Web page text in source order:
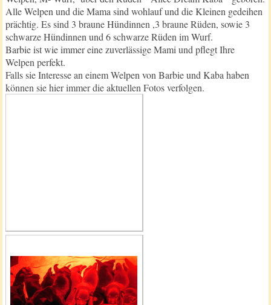
Alle Welpen und die Mama sind wohlauf und die Kleinen gedeihen
prächtig. Es sind 3 braune Hündinnen ,3 braune Rüden, sowie 3
schwarze Hündinnen und 6 schwarze Rüden im Wurf.
Barbie ist wie immer eine zuverlässige Mami und pflegt Ihre
Welpen perfekt.
Falls sie Interesse an einem Welpen von Barbie und Kaba haben
können sie hier immer die aktuellen Fotos verfolgen.